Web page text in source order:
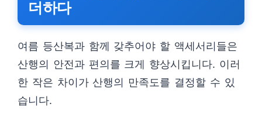
더하다
여름 등산복과 함께 갖추어야 할 액세서리들은
산행의 안전과 편의를 크게 향상시킵니다. 이러
한 작은 차이가 산행의 만족도를 결정할 수 있
습니다.